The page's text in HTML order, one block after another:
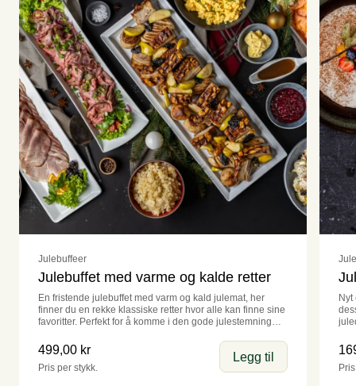
Julebuffeer
Julebuffet med varme og kalde retter
En fristende julebuffet med varm og kald julemat, her
finner du en rekke klassiske retter hvor alle kan finne sine
favoritter. Perfekt for å komme i den gode julestemningen.
Flyt Røkelaks
Anretning med Flyt røkelaks; vår egen røkelaks som er
tørrsaltet og røkt på gammelmåten
499,00 kr
Pris per stykk.
Legg til